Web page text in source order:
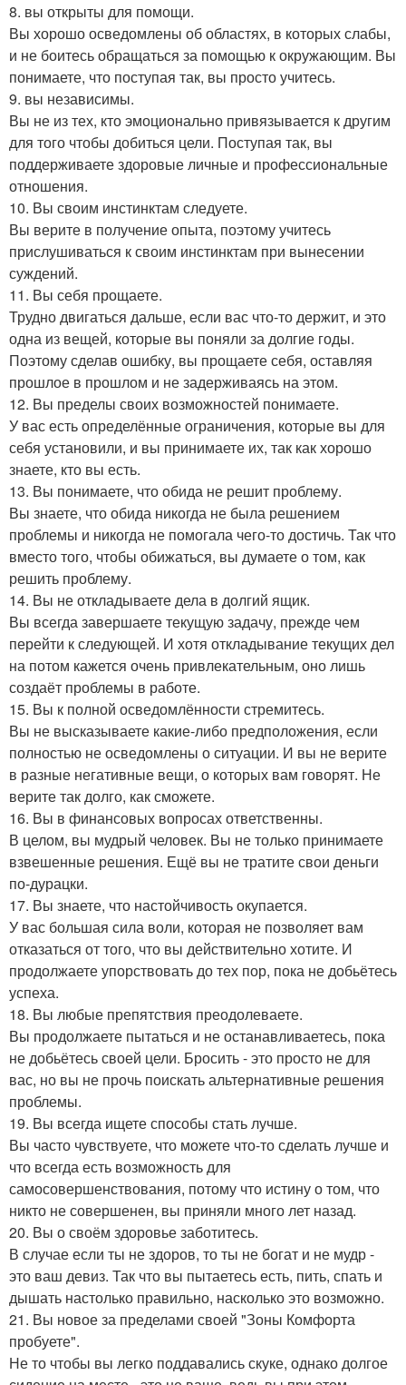
8. вы открыты для помощи.
Вы хорошо осведомлены об областях, в которых слабы,
и не боитесь обращаться за помощью к окружающим. Вы
понимаете, что поступая так, вы просто учитесь.
9. вы независимы.
Вы не из тех, кто эмоционально привязывается к другим
для того чтобы добиться цели. Поступая так, вы
поддерживаете здоровые личные и профессиональные
отношения.
10. Вы своим инстинктам следуете.
Вы верите в получение опыта, поэтому учитесь
прислушиваться к своим инстинктам при вынесении
суждений.
11. Вы себя прощаете.
Трудно двигаться дальше, если вас что-то держит, и это
одна из вещей, которые вы поняли за долгие годы.
Поэтому сделав ошибку, вы прощаете себя, оставляя
прошлое в прошлом и не задерживаясь на этом.
12. Вы пределы своих возможностей понимаете.
У вас есть определённые ограничения, которые вы для
себя установили, и вы принимаете их, так как хорошо
знаете, кто вы есть.
13. Вы понимаете, что обида не решит проблему.
Вы знаете, что обида никогда не была решением
проблемы и никогда не помогала чего-то достичь. Так что
вместо того, чтобы обижаться, вы думаете о том, как
решить проблему.
14. Вы не откладываете дела в долгий ящик.
Вы всегда завершаете текущую задачу, прежде чем
перейти к следующей. И хотя откладывание текущих дел
на потом кажется очень привлекательным, оно лишь
создаёт проблемы в работе.
15. Вы к полной осведомлённости стремитесь.
Вы не высказываете какие-либо предположения, если
полностью не осведомлены о ситуации. И вы не верите
в разные негативные вещи, о которых вам говорят. Не
верите так долго, как сможете.
16. Вы в финансовых вопросах ответственны.
В целом, вы мудрый человек. Вы не только принимаете
взвешенные решения. Ещё вы не тратите свои деньги
по-дурацки.
17. Вы знаете, что настойчивость окупается.
У вас большая сила воли, которая не позволяет вам
отказаться от того, что вы действительно хотите. И
продолжаете упорствовать до тех пор, пока не добьётесь
успеха.
18. Вы любые препятствия преодолеваете.
Вы продолжаете пытаться и не останавливаетесь, пока
не добьётесь своей цели. Бросить - это просто не для
вас, но вы не прочь поискать альтернативные решения
проблемы.
19. Вы всегда ищете способы стать лучше.
Вы часто чувствуете, что можете что-то сделать лучше и
что всегда есть возможность для
самосовершенствования, потому что истину о том, что
никто не совершенен, вы приняли много лет назад.
20. Вы о своём здоровье заботитесь.
В случае если ты не здоров, то ты не богат и не мудр -
это ваш девиз. Так что вы пытаетесь есть, пить, спать и
дышать настолько правильно, насколько это возможно.
21. Вы новое за пределами своей "Зоны Комфорта
пробуете".
Не то чтобы вы легко поддавались скуке, однако долгое